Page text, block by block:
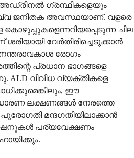
ഗ്രന്ഥികളെയും
ജനിതക അവസ്ഥയാണ്. വളരെ
ചില
വേർതിരിച്ചെടുക്കാൻ
രോഗം
പ്രധാന ഭാഗങ്ങളെ
ALD വിവിധ വ്യക്തികളെ
ഈ
ലക്ഷണങ്ങൾ നേരത്തെ
പുരോഗതി മന്ദഗതിയിലാക്കാൻ
പര്യവേക്ഷണം